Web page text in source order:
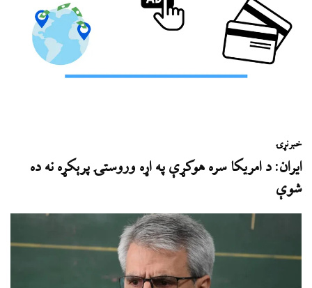
خبرنړۍ
ایران: د امریکا سره هوکړې په اړه وروستۍ پرېکړه نه ده
شوې